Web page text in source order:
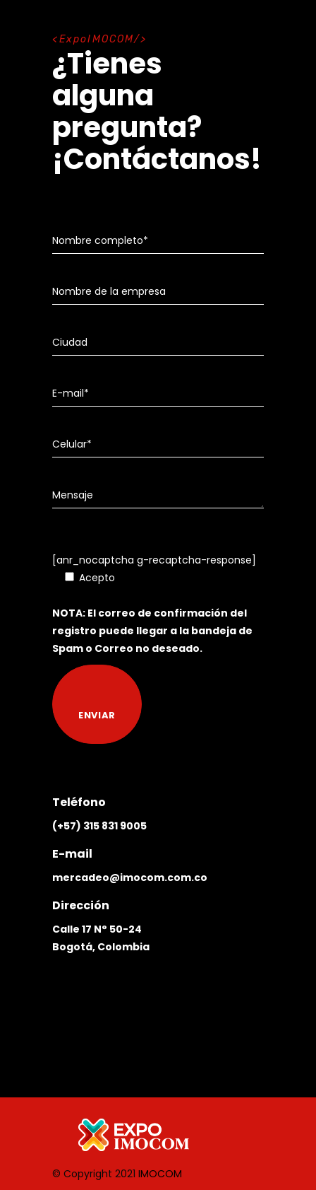
ExpoIMOCOM
¿Tienes
alguna
pregunta?
¡Contáctanos!
[anr_nocaptcha g-recaptcha-response]
Acepto
NOTA: El correo de confirmación del
registro puede llegar a la bandeja de
Spam o Correo no deseado.
Teléfono
(+57) 315 831 9005
E-mail
mercadeo@imocom.com.co
Dirección
Calle 17 N° 50-24
Bogotá, Colombia
© Copyright 2021 IMOCOM